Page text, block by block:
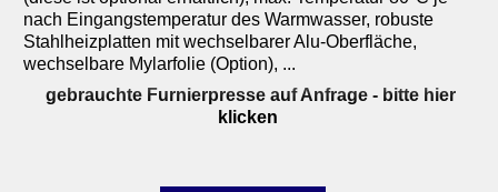
nach Eingangstemperatur des Warmwasser, robuste
Stahlheizplatten mit wechselbarer Alu-Oberfläche,
wechselbare Mylarfolie (Option), ...
gebrauchte Furnierpresse auf Anfrage- bitte hier
klicken